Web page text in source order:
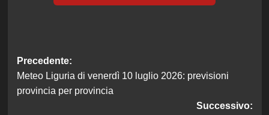
Navigazione
articolo
Precedente:
Meteo Liguria di venerdì 10 luglio 2026: previsioni
provincia per provincia
Successivo: